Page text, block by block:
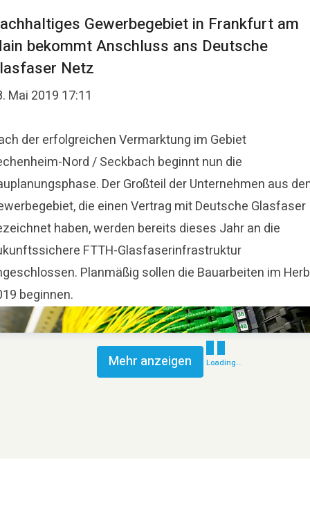
Gewerbegebiet in Frankfurt am
bekommt Anschluss ans Deutsche
Netz
Mai 2019 17:11
der erfolgreichen Vermarktung im Gebiet
Nord / Seckbach beginnt nun die
Der Großteil der Unternehmen aus
die einen Vertrag mit Deutsche Glasfaser
haben, werden bereits dieses Jahr an die
FTTH-Glasfaserinfrastruktur
Planmäßig sollen die Bauarbeiten im
beginnen.
Mehr anzeigen Loading...